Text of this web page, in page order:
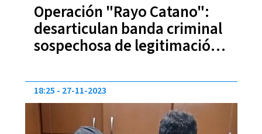
Operación "Rayo Catano":
desarticulan banda criminal
sospechosa de legitimación
18:25 27-11-2023